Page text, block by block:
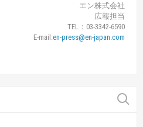
エン株式会社
広報担当
TEL：03-3342-6590
E-mail:en-press@en-japan.com